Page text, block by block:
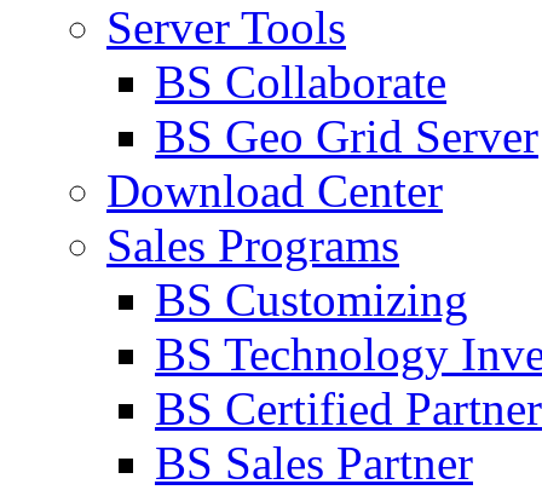
Server Tools
BS Collaborate
BS Geo Grid Server
Download Center
Sales Programs
BS Customizing
BS Technology
BS Certified Partner
BS Sales Partner